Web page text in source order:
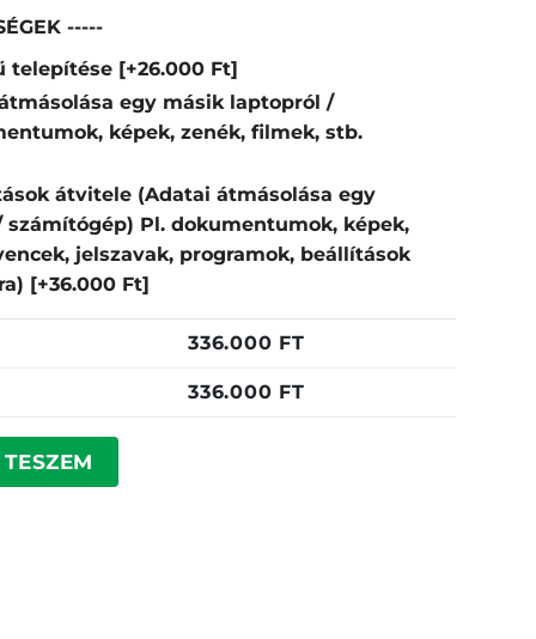
-----
telepítése [+26.000 Ft]
egy másik laptopról /
képek, zenék, filmek, stb.
átvitele (Adatai átmásolása egy
Pl. dokumentumok, képek,
jelszavak, programok, beállítások
[+36.000 Ft]
336.000 FT
336.000 FT